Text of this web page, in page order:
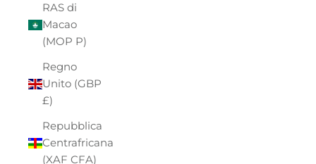
RAS di
Macao
(MOP P)
Regno
Unito (GBP
£)
Repubblica
Centrafricana
(XAF CFA)